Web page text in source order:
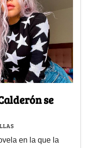
se
en la que la